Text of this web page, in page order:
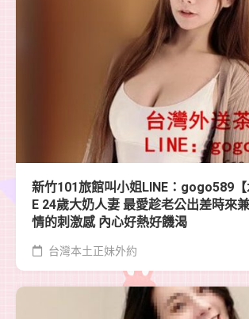
新竹101旅館叫小姐LINE：gogo589
E 24歲大奶人妻 最愛趁老公出差時來
情的刺激感 內心好熱好饑渴
台灣本土正妹外約